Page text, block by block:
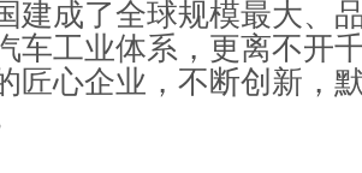
建成了全球规模最大、
车工业体系，更离不开
匠心企业，不断创新，